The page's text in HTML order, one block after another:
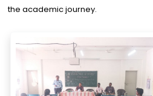
the academic journey.